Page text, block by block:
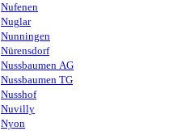
Nufenen
Nuglar
Nunningen
Nürensdorf
Nussbaumen AG
Nussbaumen TG
Nusshof
Nuvilly
Nyon